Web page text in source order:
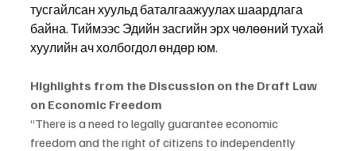
тусгайлсан хуульд баталгаажуулах шаардлага
байна. Тиймээс Эдийн засгийн эрх чөлөөний тухай
хуулийн ач холбогдол өндөр юм.
Highlights from the Discussion on the Draft Law
on Economic Freedom
“There is a need to legally guarantee economic
freedom and the right of citizens to independently